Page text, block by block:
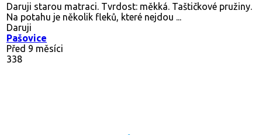
Daruji starou matraci. Tvrdost: měkká. Taštičkové pružiny.
Na potahu je několik fleků, které nejdou ...
Daruji
Pašovice
Před 9 měsíci
338